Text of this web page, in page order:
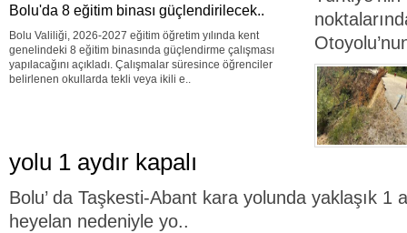
Bolu'da 8 eğitim binası güçlendirilecek..
Bolu Valiliği, 2026-2027 eğitim öğretim yılında kent
genelindeki 8 eğitim binasında güçlendirme çalışması
yapılacağını açıkladı. Çalışmalar süresince öğrenciler
belirlenen okullarda tekli veya ikili e..
yolu 1 aydır kapalı
Bolu’ da Taşkesti-Abant kara yolunda yaklaşık 1
heyelan nedeniyle yo..